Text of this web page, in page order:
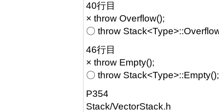
40行目
× throw Overflow();
〇 throw
46行目
× throw Empty();
〇 throw Stack<Type>::Empty();
P354
Stack/VectorStack.h